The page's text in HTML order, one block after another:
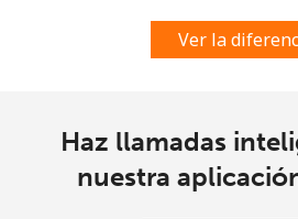
Ver la
Haz llamadas
nuestra